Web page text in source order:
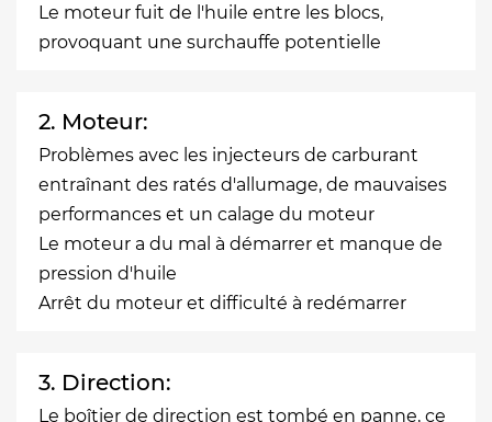
Le moteur fuit de l'huile entre les blocs,
provoquant une surchauffe potentielle
2. Moteur:
Problèmes avec les injecteurs de carburant
entraînant des ratés d'allumage, de mauvaises
performances et un calage du moteur
Le moteur a du mal à démarrer et manque de
pression d'huile
Arrêt du moteur et difficulté à redémarrer
3. Direction:
Le boîtier de direction est tombé en panne, ce